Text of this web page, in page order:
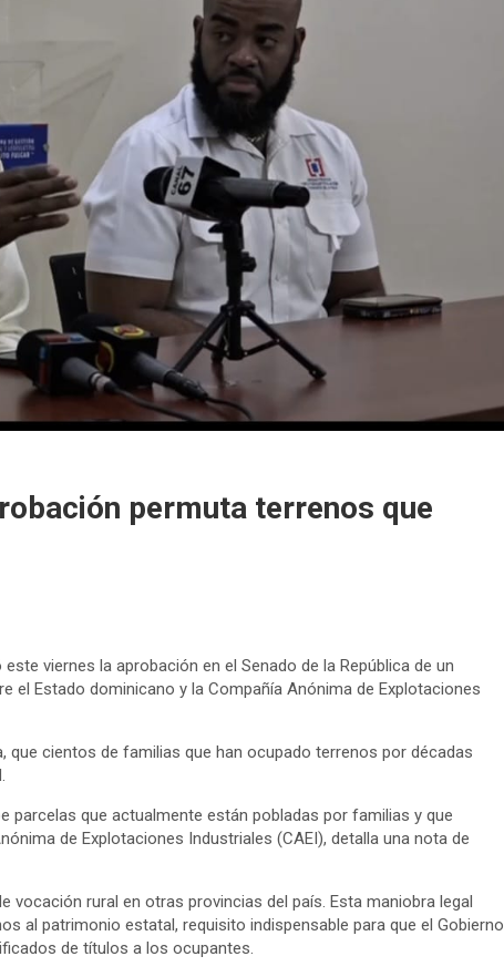
permuta terrenos que
viernes la aprobación en el Senado de la República de un
el Estado dominicano y la Compañía Anónima de Explotaciones
que cientos de familias que han ocupado terrenos por décadas
parcelas que actualmente están pobladas por familias y que
de Explotaciones Industriales (CAEI), detalla una nota de
rural en otras provincias del país. Esta maniobra legal
al patrimonio estatal, requisito indispensable para que el Gobierno
de títulos a los ocupantes.